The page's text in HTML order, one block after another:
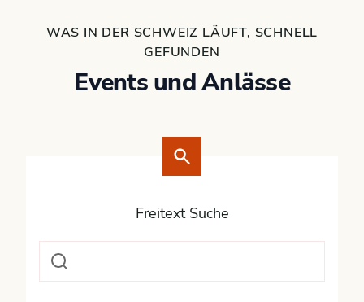
WAS IN DER SCHWEIZ LÄUFT, SCHNELL
GEFUNDEN
Events und Anlässe
Freitext Suche